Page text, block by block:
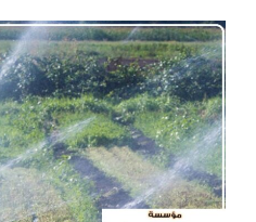
تصميم
شبكات
الري
بالرياض
|
0560048269